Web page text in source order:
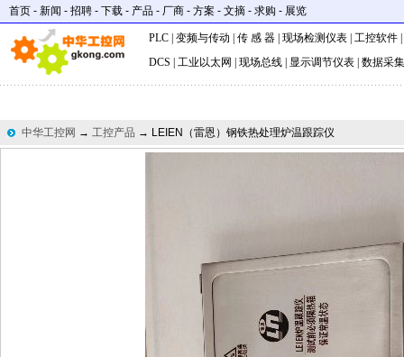
首页 - 新闻 - 招聘 - 下载 - 产品 - 厂商 - 方案 - 文摘 - 求购 - 展览
PLC 变频与传动 传 感 器 现场检测仪表 工控软件
DCS
工业以太网 现场总线 显示调节仪表 数据采集
中华工控网 → 工控产品 → LEIEN（雷恩）钢铁热处理炉温跟踪仪